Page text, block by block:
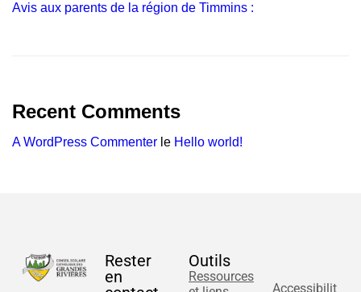
Avis aux parents de la région de Timmins :
Recent Comments
A WordPress Commenter le Hello world!
Rester
en
Outils
Ressources
Accessibilit